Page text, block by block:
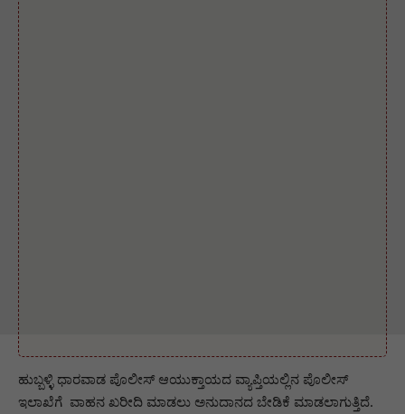
ಹುಬ್ಬಳ್ಳಿ ಧಾರವಾಡ ಪೊಲೀಸ್ ಆಯುಕ್ತಾಯದ ವ್ಯಾಪ್ತಿಯಲ್ಲಿನ ಪೊಲೀಸ್
ಇಲಾಖೆಗೆ ವಾಹನ ಖರೀದಿ ಮಾಡಲು ಅನುದಾನದ ಬೇಡಿಕೆ ಮಾಡಲಾಗುತ್ತಿದೆ.